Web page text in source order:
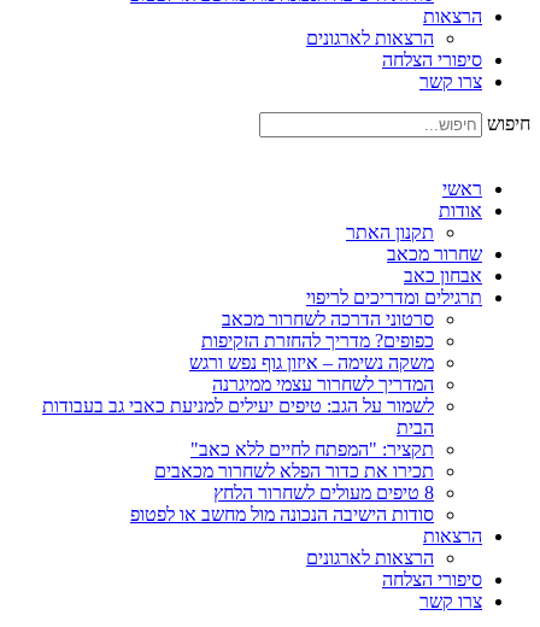
הרצאות
הרצאות לארגונים
סיפורי הצלחה
צרו קשר
חיפוש
ראשי
אודות
תקנון האתר
שחרור מכאב
אבחון כאב
תרגילים ומדריכים לריפוי
סרטוני הדרכה לשחרור מכאב
כפופים? מדריך להחזרת הזקיפות
משקה נשימה – איזון גוף נפש ורגש
המדריך לשחרור עצמי ממיגרנה
לשמור על הגב: טיפים יעילים למניעת כאבי גב בעבודות
הבית
תקציר: "המפתח לחיים ללא כאב"
תכירו את כדור הפלא לשחרור מכאבים
8 טיפים מעולים לשחרור הלחץ
סודות הישיבה הנכונה מול מחשב או לפטופ
הרצאות
הרצאות לארגונים
סיפורי הצלחה
צרו קשר